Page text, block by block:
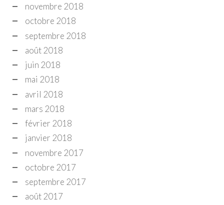
novembre 2018
octobre 2018
septembre 2018
août 2018
juin 2018
mai 2018
avril 2018
mars 2018
février 2018
janvier 2018
novembre 2017
octobre 2017
septembre 2017
août 2017